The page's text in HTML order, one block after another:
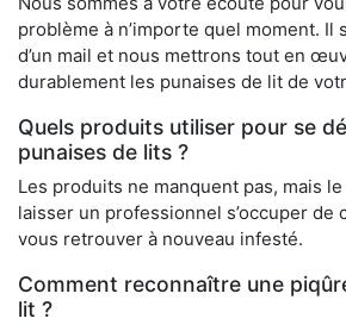
problème à n’importe quel moment. Il
d’un mail et nous mettrons tout en
durablement les punaises de lit de
Quels produits utiliser pour se
punaises de lits ?
Les produits ne manquent pas, mais le
laisser un professionnel s’occuper de
vous retrouver à nouveau infesté.
Comment reconnaître une
lit ?